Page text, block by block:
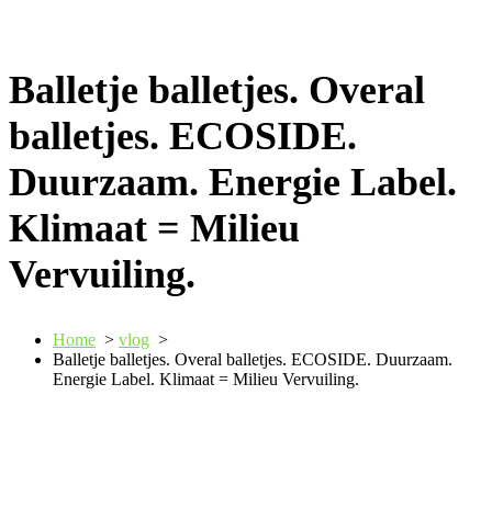
Balletje balletjes. Overal
balletjes. ECOSIDE.
Duurzaam. Energie Label.
Klimaat = Milieu
Vervuiling.
Home > vlog >
Balletje balletjes. Overal balletjes. ECOSIDE. Duurzaam.
Energie Label. Klimaat = Milieu Vervuiling.